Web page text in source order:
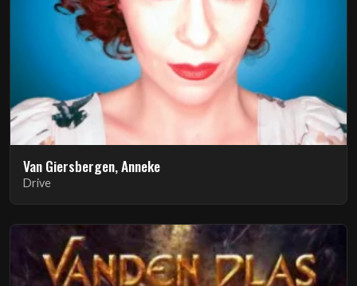
Van Giersbergen, Anneke
Drive